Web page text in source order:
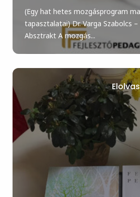
(Egy hat hetes mozgásprogram
tapasztalatai) Dr. Varga Szabolcs
Absztrakt A mozgás...